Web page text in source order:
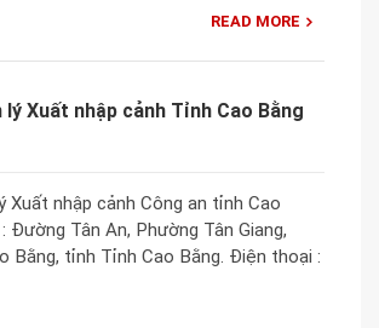
READ MORE
lý Xuất nhập cảnh Tỉnh Cao Bằng
Xuất nhập cảnh Công an tỉnh Cao
Đường Tân An, Phường Tân Giang,
Bằng, tỉnh Tỉnh Cao Bằng. Điện thoại :